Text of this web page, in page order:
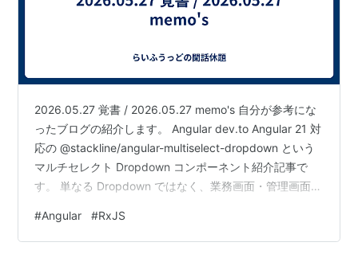
2026.05.27 覚書 / 2026.05.27 memo's 自分が参考にな
ったブログの紹介します。 Angular dev.to Angular 21 対
応の @stackline/angular-multiselect-dropdown という
マルチセレクト Dropdown コンポーネント紹介記事で
す。 単なる Dropdown ではなく、業務画面・管理画面・
想定した実用寄りの UI コンポーネントとして説明されて
います。 主な機能は、単一選択・複数選択、検索、全選
#Angular #RxJS